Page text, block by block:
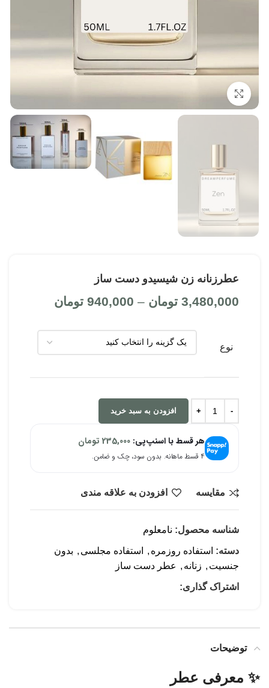
بزرگنمایی تصویر
عطرزنانه زن شیسیدو دست ساز
3,480,000 تومان –
940,000 تومان
نوع
افزودن به سبد خرید
هر قسط با اسنپ‌پی: 235,000 تومان
۴ قسط ماهانه. بدون سود، چک و ضامن.
مقایسه افزودن به علاقه مندی
شناسه محصول: نامعلوم
دسته: استفاده روزمره , استفاده مجلسی , بدون
جنسیت , زنانه , عطر دست ساز
اشتراک گذاری:
توضیحات
✨ معرفی عطر